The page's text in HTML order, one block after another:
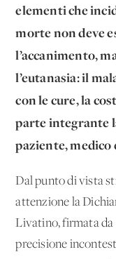
elementi che
morte non deve
l’accanimento,
l’eutanasia: il
con le cure, la
parte integrante
paziente,
Dal punto di vista
attenzione la
Livatino, firmata da
precisione